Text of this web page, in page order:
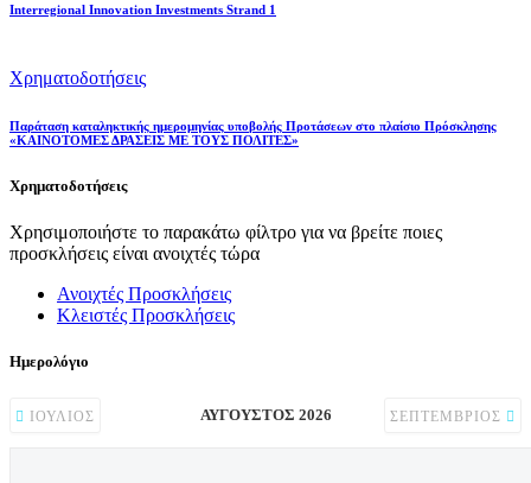
Interregional Innovation Investments Strand 1
Χρηματοδοτήσεις
Παράταση καταληκτικής ημερομηνίας υποβολής Προτάσεων στο πλαίσιο Πρόσκλησης
«ΚΑΙΝΟΤΟΜΕΣ ΔΡΑΣΕΙΣ ΜΕ ΤΟΥΣ ΠΟΛΙΤΕΣ»
Χρηματοδοτήσεις
Χρησιμοποιήστε το παρακάτω φίλτρο για να βρείτε ποιες
προσκλήσεις είναι ανοιχτές τώρα
Ανοιχτές Προσκλήσεις
Κλειστές Προσκλήσεις
Ημερολόγιο
ΙΟΎΛΙΟΣ ΑΎΓΟΥΣΤΟΣ 2026 ΣΕΠΤΈΜΒΡΙΟΣ